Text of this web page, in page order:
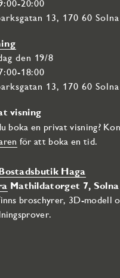
20:00
13, 170 60 Solna
den 19/8
18:00
13, 170 60 Solna
visning
boka en privat visning?
för att boka en tid.
Haga
Mathildatorget 7, Solna
broschyrer, 3D-modell